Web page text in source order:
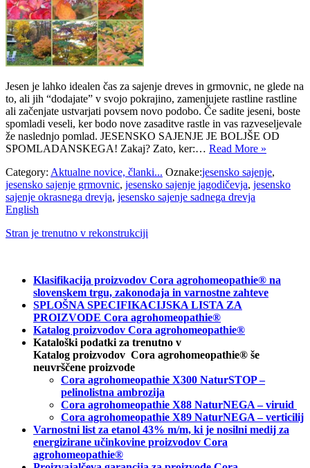
Jesen je lahko idealen čas za sajenje dreves in grmovnic, ne glede na
to, ali jih “dodajate” v svojo pokrajino, zamenjujete rastline rastline
ali začenjate ustvarjati povsem novo podobo. Če sadite jeseni, boste
spomladi veseli, ker bodo nove zasaditve rastle in vas razveseljevale
že naslednjo pomlad. JESENSKO SAJENJE JE BOLJŠE OD
SPOMLADANSKEGA! Zakaj? Zato, ker:… Read More »
Category: Aktualne novice, članki... Oznake:jesensko sajenje,
jesensko sajenje grmovnic, jesensko sajenje jagodičevja, jesensko
sajenje okrasnega drevja, jesensko sajenje sadnega drevja
English
Stran je trenutno v rekonstrukciji
Klasifikacija proizvodov Cora agrohomeopathie® na
slovenskem trgu, zakonodaja in varnostne zahteve
SPLOŠNA SPECIFIKACIJSKA LISTA ZA
PROIZVODE Cora agrohomeopathie®
Katalog proizvodov Cora agrohomeopathie®
Kataloški podatki za trenutno v
Katalog proizvodov Cora agrohomeopathie® še
neuvrščene proizvode
Cora agrohomeopathie X300 NaturSTOP –
pelinolistna ambrozija
Cora agrohomeopathie X88 NaturNEGA – viruid
Cora agrohomeopathie X89 NaturNEGA – verticilij
Varnostni list za etanol 43% m/m, ki je nosilni medij za
energizirane učinkovine proizvodov Cora
agrohomeopathie®